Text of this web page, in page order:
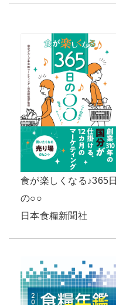
食が楽しくなる♪365日
の○○
日本食糧新聞社